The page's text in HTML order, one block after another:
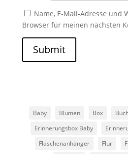
Name, E-Mail-Adresse und
Browser für meinen nächsten
Submit
Baby Blumen Box
Erinnerungsbox Baby
Flaschenanhänger
Flur